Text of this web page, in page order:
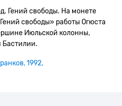
Гений свободы. На монете
свободы» работы Огюста
Июльской колонны,
Бастилии.
1992